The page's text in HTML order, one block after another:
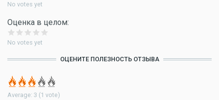
No votes yet
Оценка в целом:
No votes yet
ОЦЕНИТЕ ПОЛЕЗНОСТЬ ОТЗЫВА
Average: 3 (1 vote)